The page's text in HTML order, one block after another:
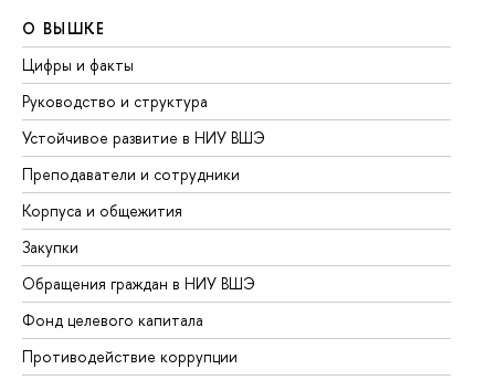
О ВЫШКЕ
Цифры и факты
Руководство и структура
Устойчивое развитие в НИУ ВШЭ
Преподаватели и сотрудники
Корпуса и общежития
Закупки
Обращения граждан в НИУ ВШЭ
Фонд целевого капитала
Противодействие коррупции